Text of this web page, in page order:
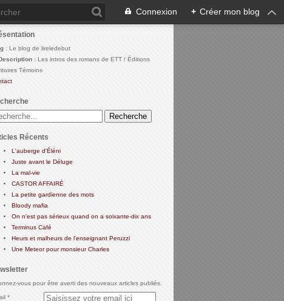
Connexion + Créer mon blog
: Le blog de lireledebut
: Les intros des romans de ETT / Éditions
Témoins
Récents
L'auberge d'Éléni
Juste avant le Déluge
La mal-vie
CASTOR AFFAIRÉ
La petite gardienne des mots
Bloody mafia
On n'est pas sérieux quand on a soixante-dix ans
Terminus Café
Heurs et malheurs de l'enseignant Peruzzi
Une Meteor pour monsieur Charles
vous pour être averti des nouveaux articles publiés.